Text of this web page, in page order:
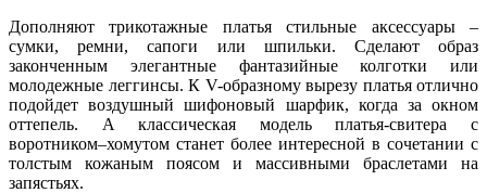
Дополняют трикотажные платья стильные аксессуары –
сумки, ремни, сапоги или шпильки. Сделают образ
законченным элегантные фантазийные колготки или
молодежные леггинсы. К V-образному вырезу платья отлично
подойдет воздушный шифоновый шарфик, когда за окном
оттепель. А классическая модель платья-свитера с
воротником–хомутом станет более интересной в сочетании с
толстым кожаным поясом и массивными браслетами на
запястьях.